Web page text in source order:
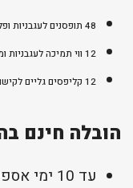
48 תופסנים לעגבניות ופלפלים.
12 ווי תמיכה לעגבניות ומלפפונים.
12 קליפסים גליים לקישואים.
הובלה חינם
עד 10 ימי אספקה.